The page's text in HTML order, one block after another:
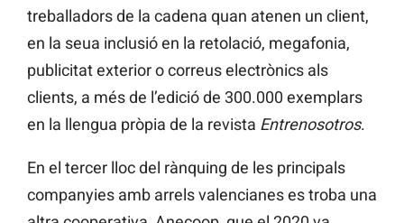
treballadors de la cadena quan atenen un client,
en la seua inclusió en la retolació, megafonia,
publicitat exterior o correus electrònics als
clients, a més de l’edició de 300.000 exemplars
en la llengua pròpia de la revista Entrenosotros.
En el tercer lloc del rànquing de les principals
companyies amb arrels valencianes es troba una